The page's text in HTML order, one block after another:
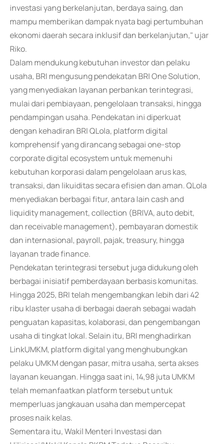
investasi yang berkelanjutan, berdaya saing, dan
mampu memberikan dampak nyata bagi pertumbuhan
ekonomi daerah secara inklusif dan berkelanjutan," ujar
Riko.
Dalam mendukung kebutuhan investor dan pelaku
usaha, BRI mengusung pendekatan BRI One Solution,
yang menyediakan layanan perbankan terintegrasi,
mulai dari pembiayaan, pengelolaan transaksi, hingga
pendampingan usaha. Pendekatan ini diperkuat
dengan kehadiran BRI QLola, platform digital
komprehensif yang dirancang sebagai one-stop
corporate digital ecosystem untuk memenuhi
kebutuhan korporasi dalam pengelolaan arus kas,
transaksi, dan likuiditas secara efisien dan aman. QLola
menyediakan berbagai fitur, antara lain cash and
liquidity management, collection (BRIVA, auto debit,
dan receivable management), pembayaran domestik
dan internasional, payroll, pajak, treasury, hingga
layanan trade finance.
Pendekatan terintegrasi tersebut juga didukung oleh
berbagai inisiatif pemberdayaan berbasis komunitas.
Hingga 2025, BRI telah mengembangkan lebih dari 42
ribu klaster usaha di berbagai daerah sebagai wadah
penguatan kapasitas, kolaborasi, dan pengembangan
usaha di tingkat lokal. Selain itu, BRI menghadirkan
LinkUMKM, platform digital yang menghubungkan
pelaku UMKM dengan pasar, mitra usaha, serta akses
layanan keuangan. Hingga saat ini, 14,98 juta UMKM
telah memanfaatkan platform tersebut untuk
memperluas jangkauan usaha dan mempercepat
proses naik kelas.
Sementara itu, Wakil Menteri Investasi dan